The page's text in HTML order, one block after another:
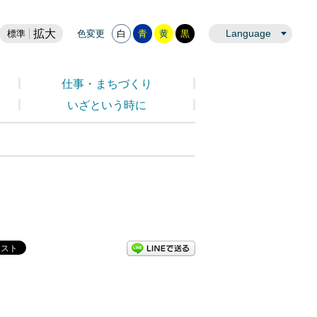
標準 拡大 色変更 白 青 黄 黒 Language
仕事・まちづくり
いざという時に